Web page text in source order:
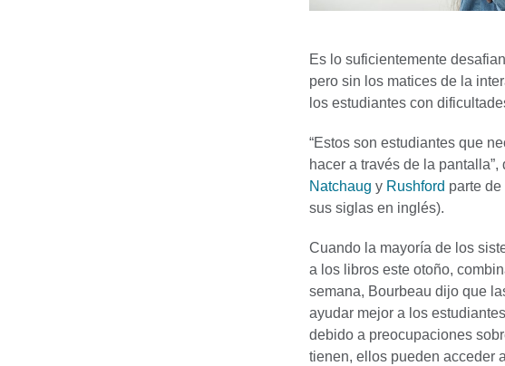
Es lo suficientemente
pero sin los matices de la
los estudiantes con
“Estos son estudiantes que
hacer a través de la
Natchaug y Rushford parte de
sus siglas en inglés).
Cuando la mayoría de los
a los libros este otoño,
semana, Bourbeau dijo que
ayudar mejor a los
debido a preocupaciones
tienen, ellos pueden acceder